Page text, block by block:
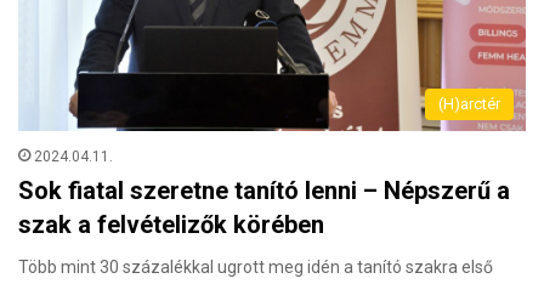
(H)arctér
2024.04.11.
Sok fiatal szeretne tanító lenni – Népszerű a
szak a felvételizők körében
Több mint 30 százalékkal ugrott meg idén a tanító szakra első